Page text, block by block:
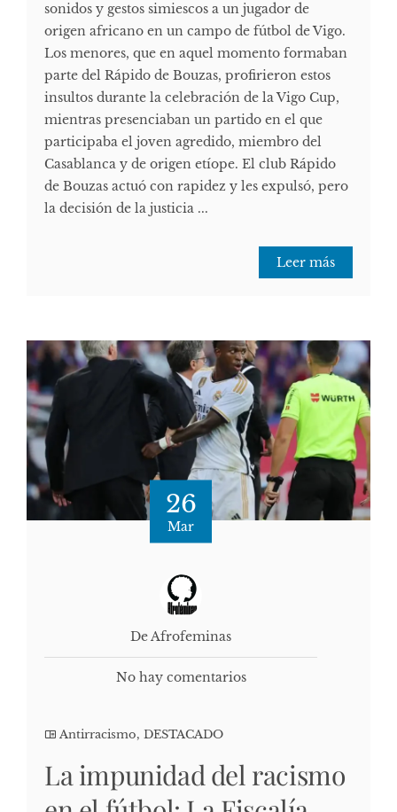
sonidos y gestos simiescos a un jugador de
origen africano en un campo de fútbol de Vigo.
Los menores, que en aquel momento formaban
parte del Rápido de Bouzas, profirieron estos
insultos durante la celebración de la Vigo Cup,
mientras presenciaban un partido en el que
participaba el joven agredido, miembro del
Casablanca y de origen etíope. El club Rápido
de Bouzas actuó con rapidez y les expulsó, pero
la decisión de la justicia ...
Leer más
26
Mar
De Afrofeminas
No hay comentarios
Antirracismo, DESTACADO
La impunidad del racismo